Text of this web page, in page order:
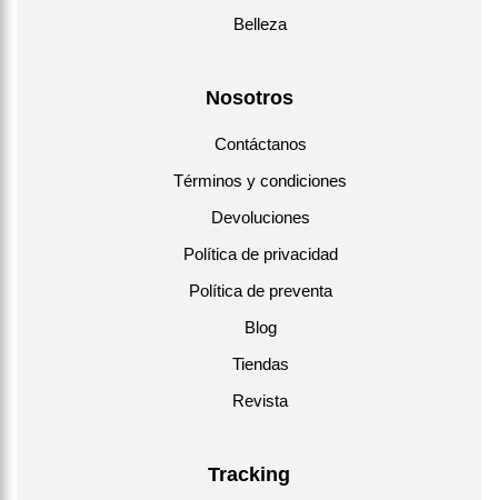
Belleza
Nosotros
Contáctanos
Términos y condiciones
Devoluciones
Política de privacidad
Política de preventa
Blog
Tiendas
Revista
Tracking